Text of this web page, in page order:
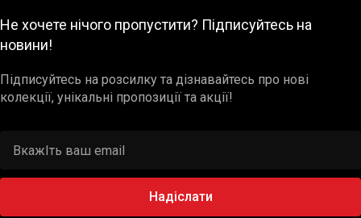
Не хочете нічого пропустити? Підписуйтесь на
новини!
Підписуйтесь на розсилку та дізнавайтесь про нові
колекції, унікальні пропозиції та акції!
Надіслати